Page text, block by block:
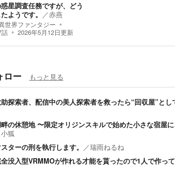
星調査任務ですが、どう
ようです。 ／赤燕
世界ファンタジー
話 2026年5月12日更新
ロー もっと見る
探索者、配信中の美人探索者を救ったら“回収屋”とし
の休憩地 〜限定オリジンスキルで始めた小さな宿屋
小狐
ターの刑を執行します。 ／瑞雨ねるね
没入型VRMMOが作れる才能を貰ったので1人で作っ